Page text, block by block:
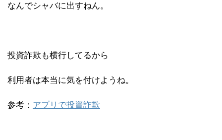
なんでシャバに出すねん。
投資詐欺も横行してるから
利用者は本当に気を付けようね。
参考： アプリで投資詐欺